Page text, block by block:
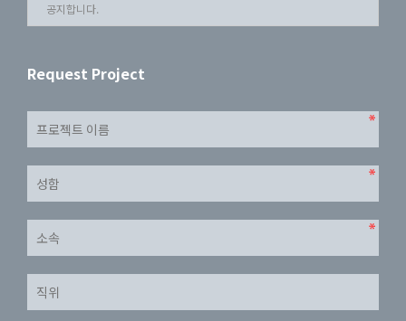
공지합니다.
- 필수항목 : 이름, 소속사, 휴대전화번호, 이메일
2. 개인정보의 수집 및 이용목적
- 서비스 제공에 관한 계약 이행 및 불만 처리 등 민원 처리, 고지 사항
• 방문에 관한 기록
- 보존 근거 : 통신비밀보호법
Request Project